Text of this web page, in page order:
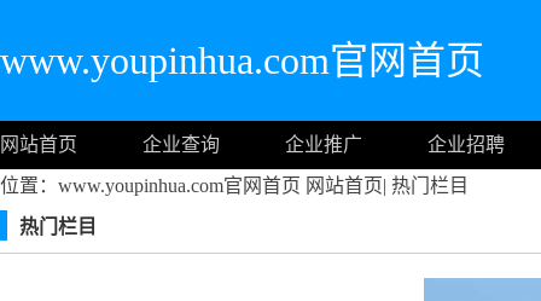
www.youpinhua.com官网首页
网站首页 企业查询 企业推广
企业招聘
位置：www.youpinhua.com官网首页 网站首页| 热门栏目
热门栏目